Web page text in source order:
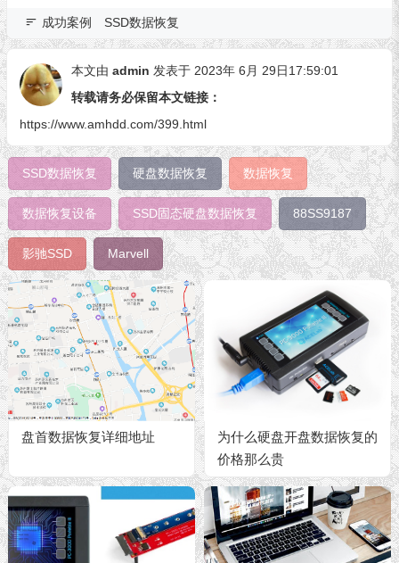
成功案例 SSD数据恢复
本文由 admin 发表于 2023年 6月 29日17:59:01
转载请务必保留本文链接：
https://www.amhdd.com/399.html
SSD数据恢复 硬盘数据恢复 数据恢复
数据恢复设备 SSD固态硬盘数据恢复 88SS9187
影驰SSD Marvell
盘首数据恢复详细地址
为什么硬盘开盘数据恢复的
价格那么贵